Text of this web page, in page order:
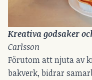
Kreativa godsaker
Carlsson
Förutom att njuta av
bakverk, bidrar